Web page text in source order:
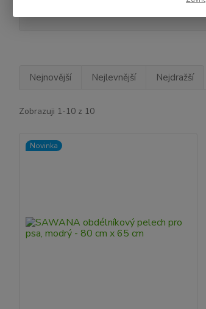
Nejnovější Nejlevnější Nejdražší
Zobrazuji 1-10 z 10
Novinka